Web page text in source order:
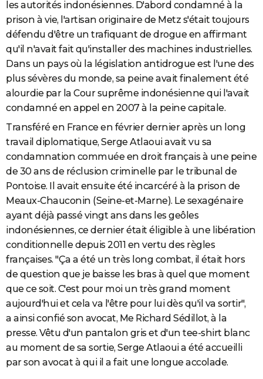
les autorités indonésiennes. D'abord condamné à la
prison à vie, l'artisan originaire de Metz s'était toujours
défendu d'être un trafiquant de drogue en affirmant
qu'il n'avait fait qu'installer des machines industrielles.
Dans un pays où la législation antidrogue est l'une des
plus sévères du monde, sa peine avait finalement été
alourdie par la Cour suprême indonésienne qui l'avait
condamné en appel en 2007 à la peine capitale.
Transféré en France en février dernier après un long
travail diplomatique, Serge Atlaoui avait vu sa
condamnation commuée en droit français à une peine
de 30 ans de réclusion criminelle par le tribunal de
Pontoise. Il avait ensuite été incarcéré à la prison de
Meaux-Chauconin (Seine-et-Marne). Le sexagénaire
ayant déjà passé vingt ans dans les geôles
indonésiennes, ce dernier était éligible à une libération
conditionnelle depuis 2011 en vertu des règles
françaises. "Ça a été un très long combat, il était hors
de question que je baisse les bras à quel que moment
que ce soit. C'est pour moi un très grand moment
aujourd'hui et cela va l'être pour lui dès qu'il va sortir",
a ainsi confié son avocat, Me Richard Sédillot, à la
presse. Vêtu d'un pantalon gris et d'un tee-shirt blanc
au moment de sa sortie, Serge Atlaoui a été accueilli
par son avocat à qui il a fait une longue accolade.